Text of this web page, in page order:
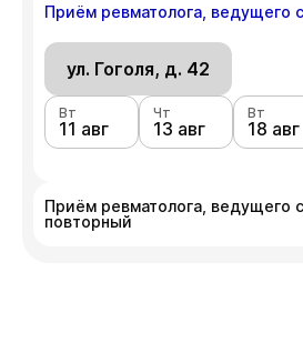
Приём ревматолога, ведущего
ул. Гоголя, д. 42
Вт
11 авг
Чт
13 авг
Вт
18 авг
Приём ревматолога, ведущего
повторный